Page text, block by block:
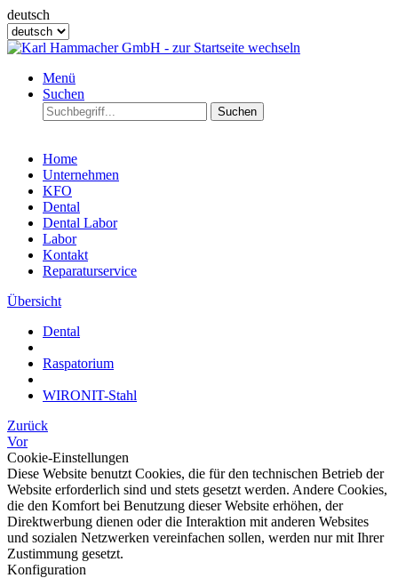
deutsch
Menü
Suchen
Suchen
Home
Unternehmen
KFO
Dental
Dental Labor
Labor
Kontakt
Reparaturservice
Übersicht
Dental
Raspatorium
WIRONIT-Stahl
Zurück
Vor
Cookie-Einstellungen
Diese Website benutzt Cookies, die für den technischen Betrieb der
Website erforderlich sind und stets gesetzt werden. Andere Cookies,
die den Komfort bei Benutzung dieser Website erhöhen, der
Direktwerbung dienen oder die Interaktion mit anderen Websites
und sozialen Netzwerken vereinfachen sollen, werden nur mit Ihrer
Zustimmung gesetzt.
Konfiguration